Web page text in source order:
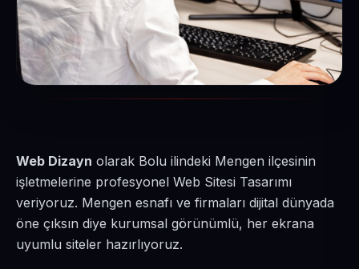
Web Dizayn olarak Bolu ilindeki Mengen ilçesinin
işletmelerine profesyonel Web Sitesi Tasarımı
veriyoruz. Mengen esnafı ve firmaları dijital dünyada
öne çıksın diye kurumsal görünümlü, her ekrana
uyumlu siteler hazırlıyoruz.